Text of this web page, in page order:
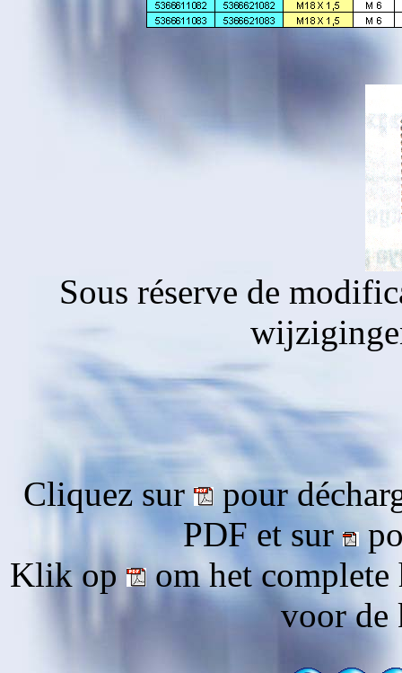
Sous réserve de
Cliquez sur pour
PDF et sur
Klik op om het complete
voor de